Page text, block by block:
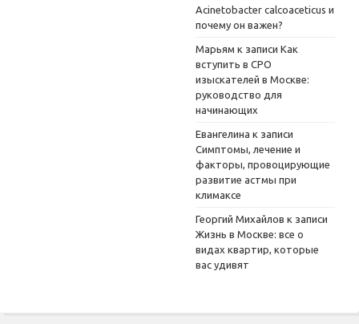
Acinetobacter calcoaceticus и
почему он важен?
Марьям к записи Как
вступить в СРО
изыскателей в Москве:
руководство для
начинающих
Евангелина к записи
Симптомы, лечение и
факторы, провоцирующие
развитие астмы при
климаксе
Георгий Михайлов к записи
Жизнь в Москве: все о
видах квартир, которые
вас удивят